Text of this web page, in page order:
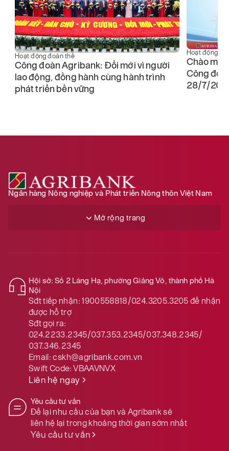
Hoạt động đoàn thể
Công đoàn Agribank: Đổi mới vì người
lao động, đồng hành cùng hành trình
phát triển bền vững
Hoạt động
Chào
Công
28/7/
Ngân hàng Nông nghiệp và Phát triển Nông thôn Việt Nam
Mở rộng trang
Hội sở: Số 2 Láng Hạ, phường Giảng Võ, thành phố Hà
Nội
Sđt tiếp nhận: 1900558818/024.3205.3205để nhận
được hỗ trợ
Sđt gọi ra:
024.2233.2345/037.353.2345/037.348.2345/
037.346.2345
Email:cskh@agribank.com.vn
Swift Code:VBAAVNVX
Liên hệ ngay
Yêu cầu tư vấn
Để lại nhu cầu của bạn và Agribank sẽ
liên hệ lại trong khoảng thời gian sớm nhất
Yêu cầu tư vấn